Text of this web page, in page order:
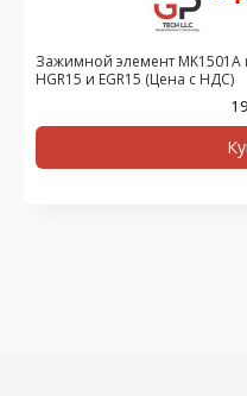
Зажимной элемент
HGR15 и EGR15 (Цена с НДС)